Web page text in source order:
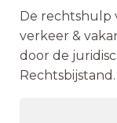
De rechtshulp
verkeer &
door de
Rechtsbijstand.